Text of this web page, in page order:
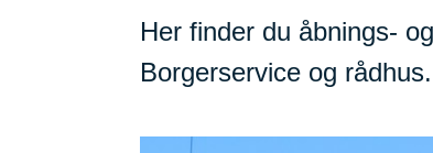
Her finder du åbnings-
Borgerservice og rådhus.